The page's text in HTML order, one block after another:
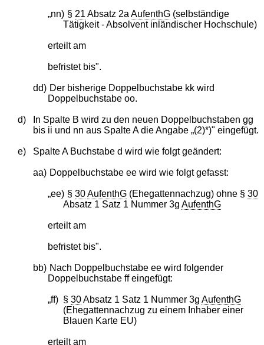
„nn) § 21 Absatz 2aAufenthG (selbständige
Tätigkeit - Absolvent inländischer Hochschule)
erteilt am
befristet bis".
dd) Der bisherige Doppelbuchstabe kk wird
Doppelbuchstabe oo.
d)
In Spalte B wird zu den neuen Doppelbuchstaben gg
bis ii und nn aus Spalte A die Angabe „(2)*)" eingefügt.
e) Spalte A Buchstabe d wird wie folgt geändert:
aa) Doppelbuchstabe ee wird wie folgt gefasst:
„ee) §30AufenthG (Ehegattennachzug) ohne §30
Absatz 1 Satz 1 Nummer 3g AufenthG
erteilt am
befristet bis".
bb) Nach Doppelbuchstabe ee wird folgender
Doppelbuchstabe ff eingefügt:
„ff) § 30Absatz 1 Satz 1 Nummer 3g AufenthG
(Ehegattennachzug zu einem Inhaber einer
Blauen Karte EU)
erteilt am